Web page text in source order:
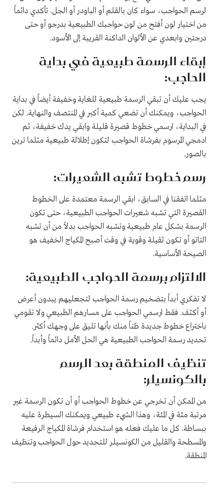
لرسم الحواجب، سواء كان بالقلم أو الباودر أو الجل. تأكدي دائماً
من اختيار لون أفتح من لون حواجبك الطبيعية بدرجو أو حتى
درجتين وابعدي عن الألوان الداكنة القريبة إلى الأسود.
إبقاء الرسمة طبيعية في بداية
الحاجب:
يجب عليك أن تبقي الرسمة طبيعية للغاية وخفيفة أيضاً في بداية
الحواجب، ويمكنك أن تضعي كمية أكبر في المنتصف والنهاية. لكن
في البداية، ارسمي خطوط قصيرة قليلة وابقي يدك خفيفة، ثم
ادمجي المرسوم بفرشاة الحواجب لتكون إطلالة طبيعية مثلما ترين
بالصور.
رسم خطوط تشبه الشعيرات:
مثلما اتفقنا في السابق، ابقي الرسمة معتمدة على الخطوط
القصيرة التي تشبه شعيرات الحواجب الطبيعية، حتى تكون
الرسمة بشكل عام طبيعية وتشبه الحواجب بدلاً من أن تشبه
التاتو أو تكون ثقيلة وقوية في وقت أصبح المكياج الخفيف هو
الصيحة الأساسية.
الالتزام برسمة الحواجب الطبيعية:
لا تفكري أبداً بتضخيم رسمة الحواجب لتجعليهم يبدون أعرض
أو أكثف. فقط ارسمي الحواجب على مسارهم الطبيعي ولا تقومي
باختراع خطوط جديدة ظناً منك بأنها تليق على وجهك أكثر.
تحديد رسمة الحواجب الطبيعية هي الحل الأمل دائماً وأبداً.
تنظيف المنطقة بعد الرسم
بالكونسيلر:
من الممكن أن تخرجي عن خطوط الحواجب أو أن تكون الرسمة غير
مرتبة مئة في المئة، وهذا الشيء طبيعي ويمكنك السيطرة عليه
ببساطة. كل ما عليك فعله هو استخدام فرشاة المكياج الرفيعة
والمسطحة والقليل من الكونسيلر للتحديد حول الحواجب وتنظيف
المنطقة.